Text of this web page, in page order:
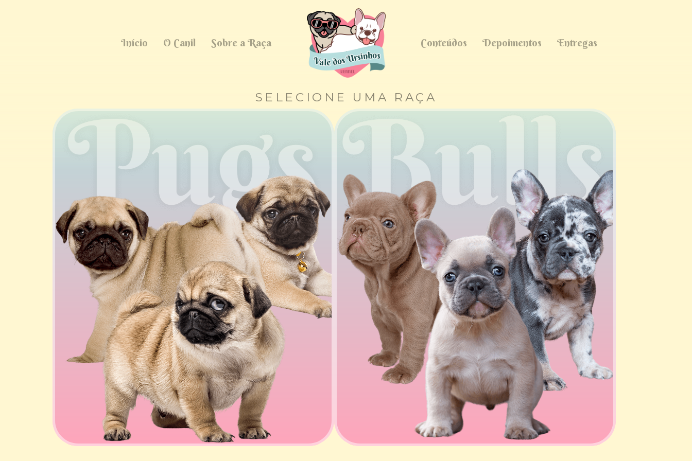
Início O Canil Sobre a Raça Conteúdos Depoimentos Entregas
SELECIONE UMA RAÇA